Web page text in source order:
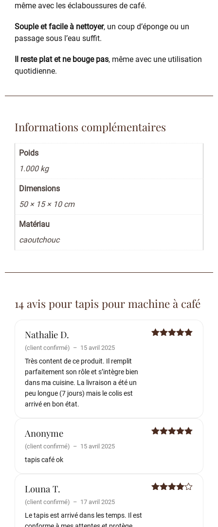
même avec les éclaboussures de café.
Souple et facile à nettoyer, un coup d’éponge ou un
passage sous l’eau suffit.
Il reste plat et ne bouge pas, même avec une utilisation
quotidienne.
Informations complémentaires
Poids
1.000 kg
Dimensions
50 × 15 × 10 cm
Matériau
caoutchouc
14 avis pour tapis pour machine à café
Nathalie D.
(client confirmé) – 15 avril 2025
Très content de ce produit. Il remplit
parfaitement son rôle et s’intègre bien
dans ma cuisine. La livraison a été un
peu longue (7 jours) mais le colis est
arrivé en bon état.
Anonyme
(client confirmé) – 15 avril 2025
tapis café ok
Louna T.
(client confirmé) – 17 avril 2025
Le tapis est arrivé dans les temps. Il est